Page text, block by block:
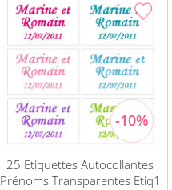
25 Etiquettes Autocollantes
Prénoms Transparentes Etiq1